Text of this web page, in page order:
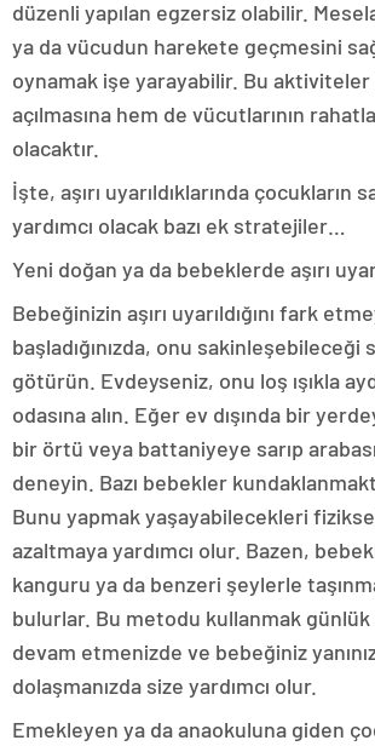
düzenli yapılan egzersiz olabilir.
ya da vücudun harekete geçmesini
oynamak işe yarayabilir. Bu
açılmasına hem de vücutlarının
olacaktır.
İşte, aşırı uyarıldıklarında çocukların
yardımcı olacak bazı ek stratejiler…
Yeni doğan ya da bebeklerde aşırı
Bebeğinizin aşırı uyarıldığını fark
başladığınızda, onu sakinleşebileceği
götürün. Evdeyseniz, onu loş ışıkla
odasına alın. Eğer ev dışında bir
bir örtü veya battaniyeye sarıp
deneyin. Bazı bebekler
Bunu yapmak yaşayabilecekleri
azaltmaya yardımcı olur. Bazen,
kanguru ya da benzeri şeylerle
bulurlar. Bu metodu kullanmak
devam etmenizde ve bebeğiniz
dolaşmanızda size yardımcı olur.
Emekleyen ya da anaokuluna giden